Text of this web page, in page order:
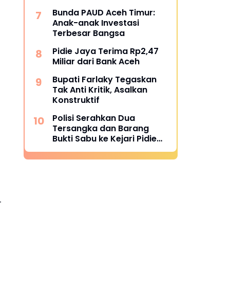
Bunda PAUD Aceh Timur:
Anak-anak Investasi
Terbesar Bangsa
Pidie Jaya Terima Rp2,47
Miliar dari Bank Aceh
Bupati Farlaky Tegaskan
Tak Anti Kritik, Asalkan
Konstruktif
Polisi Serahkan Dua
Tersangka dan Barang
Bukti Sabu ke Kejari Pidie
Jaya